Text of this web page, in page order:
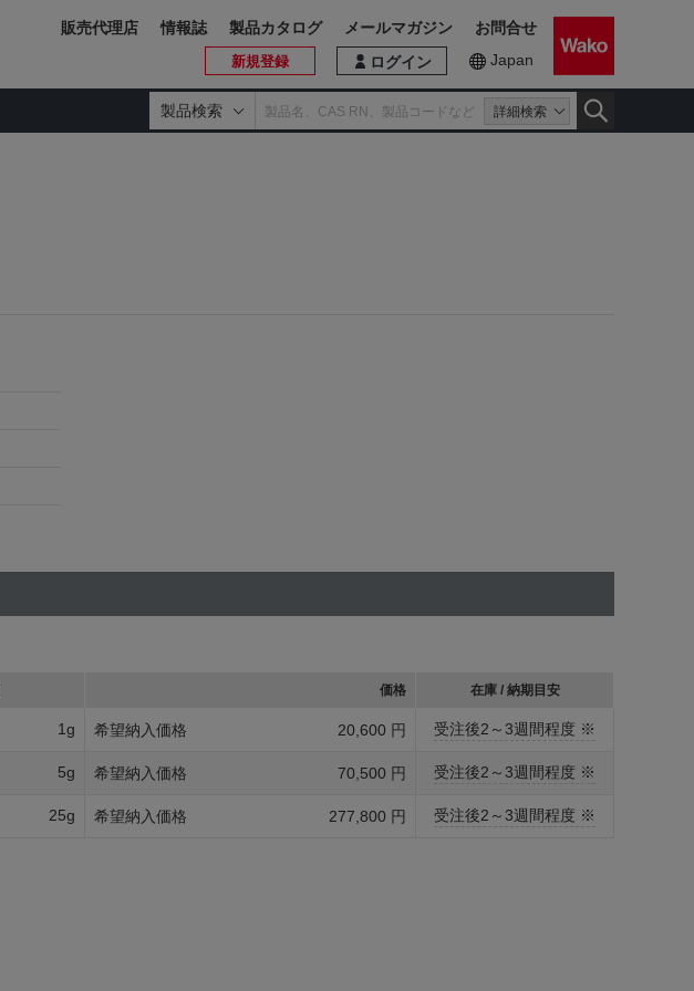
製品検索 詳細検索
ログイン
新規登録 Japan
販売代理店 情報誌 製品カタログ メールマガジン お問合せ
価格 在庫 / 納期目安
1g 希望納入価格 20,600 円 受注後2～3週間程度 ※
5g 希望納入価格 70,500 円 受注後2～3週間程度 ※
25g 希望納入価格 277,800 円 受注後2～3週間程度 ※